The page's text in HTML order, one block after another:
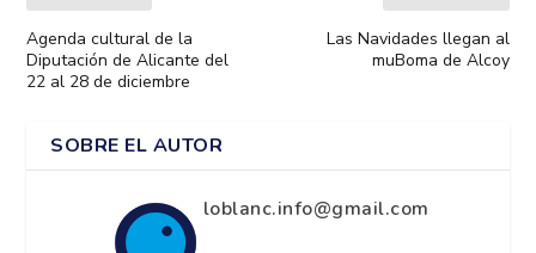
Agenda cultural de la
Diputación de Alicante del
22 al 28 de diciembre
Las Navidades llegan al
muBoma de Alcoy
SOBRE EL AUTOR
loblanc.info@gmail.com